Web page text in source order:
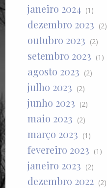
janeiro 2024 (1)
dezembro 2023 (2)
outubro 2023 (2)
setembro 2023 (1)
agosto 2023 (2)
julho 2023 (2)
junho 2023 (2)
maio 2023 (2)
março 2023 (1)
fevereiro 2023 (1)
janeiro 2023 (2)
dezembro 2022 (2)